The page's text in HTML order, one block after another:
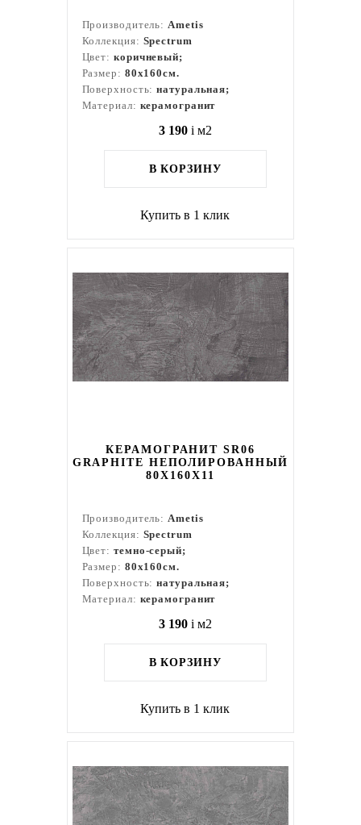
Производитель:Ametis
Коллекция: Spectrum
Цвет: коричневый;
Размер: 80x160см.
Поверхность:натуральная;
Материал: керамогранит
3 190 i м2
В КОРЗИНУ
Купить в 1 клик
КЕРАМОГРАНИТ SR06
GRAPHITE НЕПОЛИРОВАННЫЙ
80X160Х11
Производитель:Ametis
Коллекция: Spectrum
Цвет: темно-серый;
Размер: 80x160см.
Поверхность:натуральная;
Материал: керамогранит
3 190 i м2
В КОРЗИНУ
Купить в 1 клик